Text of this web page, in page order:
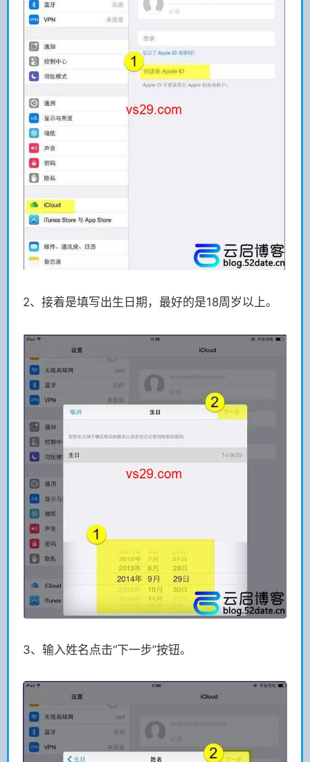
2、接着是填写出生日期，最好的是18周岁以上。
3、输入姓名点击“下一步”按钮。